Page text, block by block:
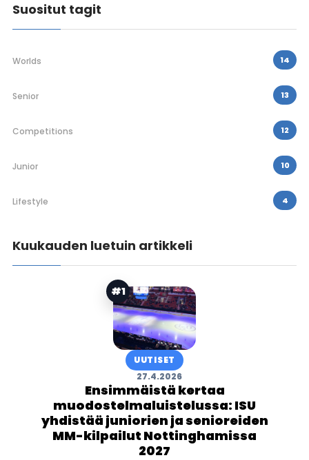
Suositut tagit
Worlds 14
Senior 13
Competitions 12
Junior 10
Lifestyle 4
Kuukauden luetuin artikkeli
#1
UUTISET
27.4.2026
Ensimmäistä kertaa
muodostelmaluistelussa: ISU
yhdistää juniorien ja senioreiden
MM-kilpailut Nottinghamissa
2027